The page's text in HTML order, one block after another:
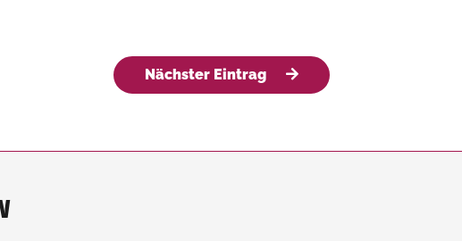
Nächster Eintrag